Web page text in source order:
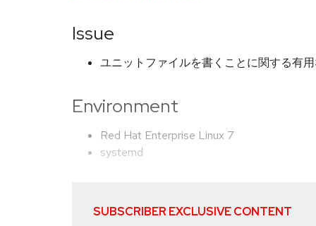
Issue
ユニットファイルを書くことに関する有
Environment
Red Hat Enterprise Linux 7
systemd
SUBSCRIBER EXCLUSIVE CONTENT